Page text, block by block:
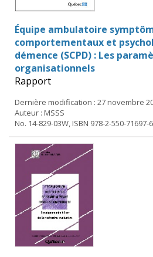
Équipe ambulatoire
comportementaux et
démence (SCPD) : Les
organisationnels
Rapport
Dernière modification : 27 novembre
Auteur : MSSS
No. 14-829-03W, ISBN 978-2-550-71697-